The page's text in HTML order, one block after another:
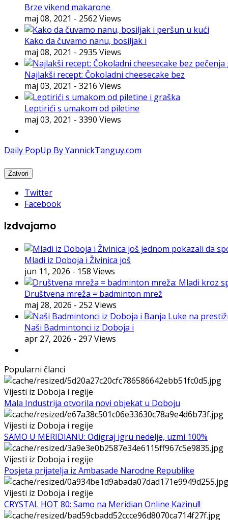
Brze vikend makarone
maj 08, 2021 - 2562 Views
Kako da čuvamo nanu, bosiljak i
maj 08, 2021 - 2935 Views
Najlakši recept: Čokoladni cheesecake bez
maj 03, 2021 - 3216 Views
Leptirići s umakom od piletine
maj 03, 2021 - 3390 Views
Daily PopUp By YannickTanguy.com
Twitter
Facebook
Izdvajamo
Mladi iz Doboja i Živinica još
jun 11, 2026 - 158 Views
Društvena mreža = badminton mrež
maj 28, 2026 - 252 Views
Naši Badmintonci iz Doboja i
apr 27, 2026 - 297 Views
Popularni članci
Vijesti iz Doboja i regije
Mala Industrija otvorila novi objekat u Doboju
Vijesti iz Doboja i regije
SAMO U MERIDIANU: Odigraj igru nedelje, uzmi 100%
Vijesti iz Doboja i regije
Posjeta prijatelja iz Ambasade Narodne Republike
Vijesti iz Doboja i regije
CRYSTAL HOT 80: Samo na Meridian Online Kazinu!!